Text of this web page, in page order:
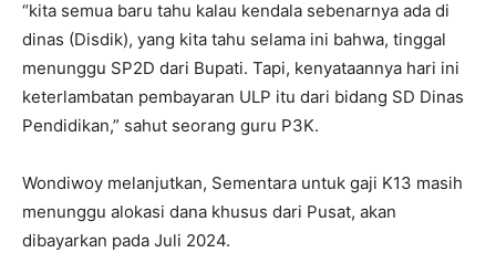
“kita semua baru tahu kalau kendala sebenarnya ada di
dinas (Disdik), yang kita tahu selama ini bahwa, tinggal
menunggu SP2D dari Bupati. Tapi, kenyataannya hari ini
keterlambatan pembayaran ULP itu dari bidang SD Dinas
Pendidikan,” sahut seorang guru P3K.
Wondiwoy melanjutkan, Sementara untuk gaji K13 masih
menunggu alokasi dana khusus dari Pusat, akan
dibayarkan pada Juli 2024.